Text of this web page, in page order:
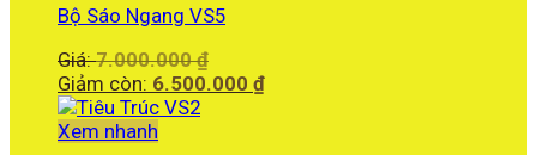
Bộ Sáo Ngang VS5
Giá:7.000.000₫
gốc
Giảm còn: 6.500.000 ₫Giá
Xem nhanh